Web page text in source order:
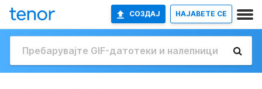
СОЗДАЈ НАЈАВETE СЕ